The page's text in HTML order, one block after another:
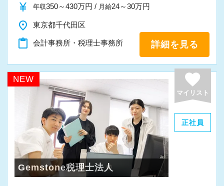
・入社時期は柔軟に対応
・半年～1年の調整も可能
まずはカジュアル面談からでも歓迎です
「応募する」からお気軽にご連絡ください。
currency_yen 年収350～430万円 / 月給24～30万円
place 東京都千代田区
content_paste 会計事務所・税理士事務所 詳細を見る
NEW favorite
マイリスト
正社員
Gemstone税理士法人